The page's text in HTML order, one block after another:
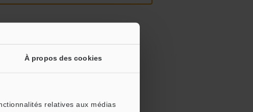
À propos des cookies
relatives aux médias